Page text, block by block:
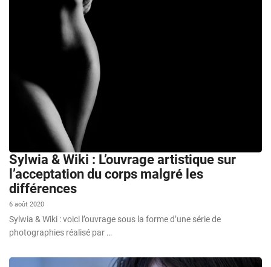
Sylwia & Wiki : L’ouvrage artistique sur
l’acceptation du corps malgré les
différences
6 août 2020
Sylwia & Wiki : voici l’ouvrage sous la forme d’une série de
photographies réalisé par …